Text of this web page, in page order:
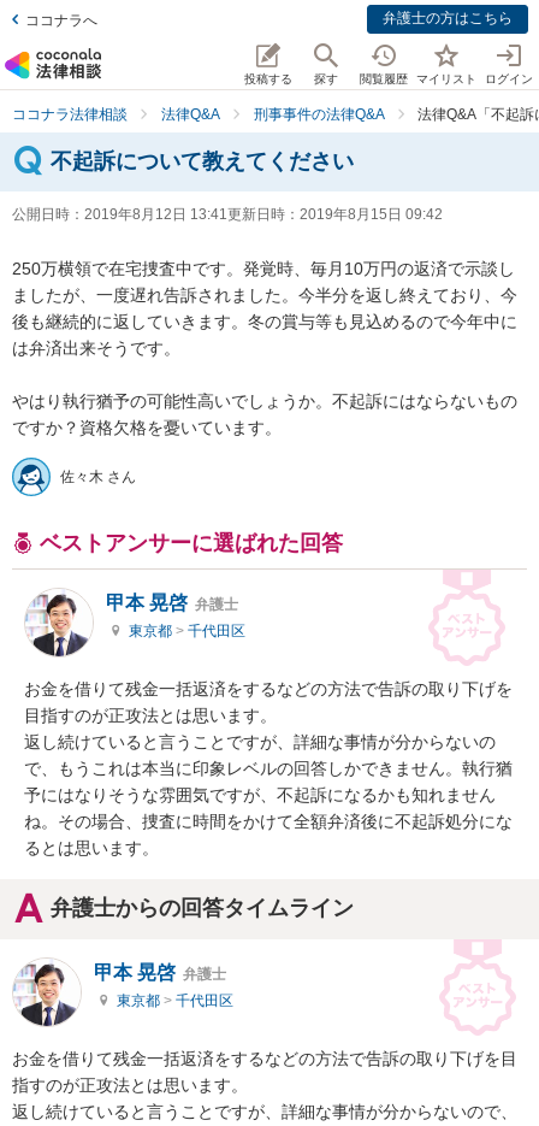
ココナラへ 弁護士の方はこちら
投稿する 探す 閲覧履歴 マイリスト ログイン
ココナラ法律相談 法律Q&A 刑事事件の法律Q&A 法律Q&A「不起
不起訴について教えてください
公開日時： 2019年8月12日 13:41更新日時： 2019年8月15日 09:42
250万横領で在宅捜査中です。発覚時、毎月10万円の返済で示談し
ましたが、一度遅れ告訴されました。今半分を返し終えており、今
後も継続的に返していきます。冬の賞与等も見込めるので今年中に
は弁済出来そうです。
やはり執行猶予の可能性高いでしょうか。不起訴にはならないもの
ですか？資格欠格を憂いています。
佐々木 さん
ベストアンサーに選ばれた回答
甲本 晃啓 弁護士
東京都 > 千代田区
お金を借りて残金一括返済をするなどの方法で告訴の取り下げを
目指すのが正攻法とは思います。
返し続けていると言うことですが、詳細な事情が分からないの
で、もうこれは本当に印象レベルの回答しかできません。執行猶
予にはなりそうな雰囲気ですが、不起訴になるかも知れません
ね。その場合、捜査に時間をかけて全額弁済後に不起訴処分にな
るとは思います。
弁護士からの回答タイムライン
甲本 晃啓 弁護士
東京都 > 千代田区
お金を借りて残金一括返済をするなどの方法で告訴の取り下げを目
指すのが正攻法とは思います。
返し続けていると言うことですが、詳細な事情が分からないので、